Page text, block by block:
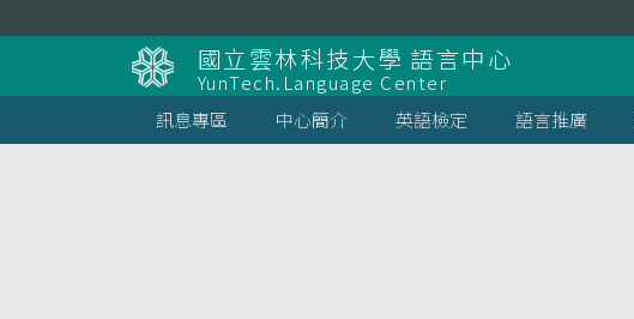
到
國立雲林科技大學 語言中心
YunTech.Language Center
訊息專區
中心簡介 英語檢定 語言推廣